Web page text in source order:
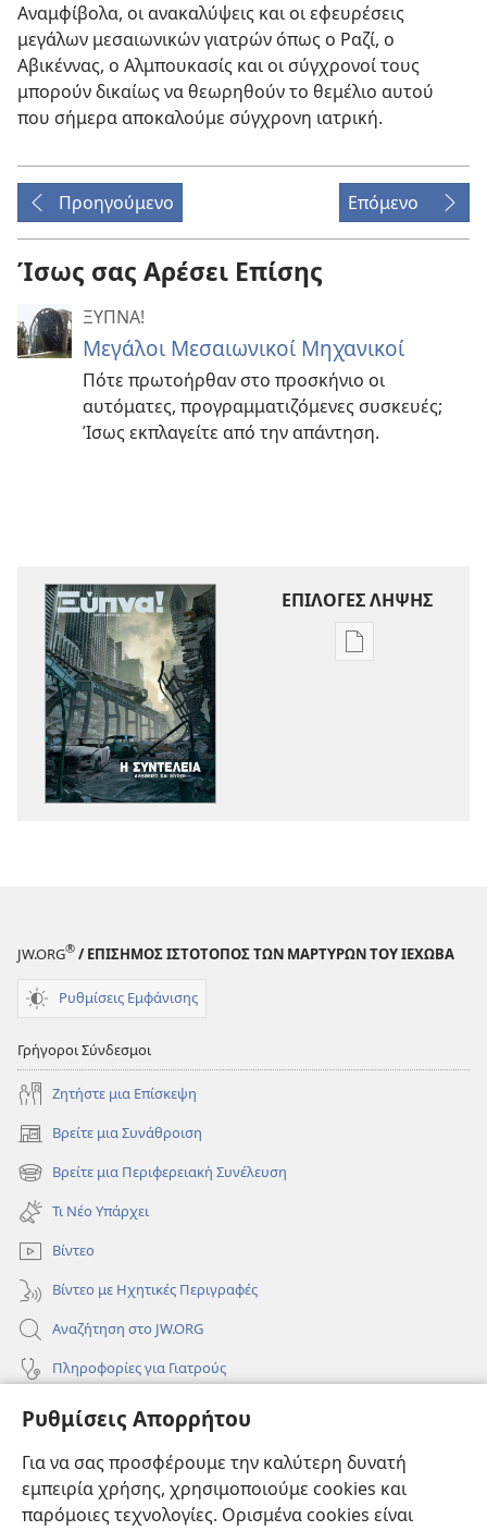
Ρυθμίσεις Απορρήτου
Για να σας προσφέρουμε την καλύτερη δυνατή
εμπειρία χρήσης, χρησιμοποιούμε cookies και
παρόμοιες τεχνολογίες. Ορισμένα cookies είναι
Αναμφίβολα, οι ανακαλύψεις και οι εφευρέσεις
μεγάλων μεσαιωνικών γιατρών όπως ο Ραζί, ο
Αβικέννας, ο Αλμπουκασίς και οι σύγχρονοί τους
μπορούν δικαίως να θεωρηθούν το θεμέλιο αυτού
που σήμερα αποκαλούμε σύγχρονη ιατρική.
Προηγούμενο Επόμενο
Ίσως σας Αρέσει Επίσης
ΞΥΠΝΑ!
Μεγάλοι Μεσαιωνικοί Μηχανικοί
Πότε πρωτοήρθαν στο προσκήνιο οι
αυτόματες, προγραμματιζόμενες συσκευές;
Ίσως εκπλαγείτε από την απάντηση.
ΕΠΙΛΟΓΕΣ ΛΗΨΗΣ
Επιλογές
JW.ORG® / ΕΠΙΣΗΜΟΣ ΙΣΤΟΤΟΠΟΣ ΤΩΝ ΜΑΡΤΥΡΩΝ ΤΟΥ ΙΕΧΩΒΑ
Ρυθμίσεις Εμφάνισης
Γρήγοροι Σύνδεσμοι
Ζητήστε μια Επίσκεψη
Βρείτε μια Συνάθροιση
(ανοίγει
νέο
παράθυρο)
Βρείτε μια Περιφερειακή Συνέλευση
(ανοίγει
νέο
παράθυρο)
Τι Νέο Υπάρχει
Βίντεο
Βίντεο με Ηχητικές Περιγραφές
Αναζήτηση στο JW.ORG
Πληροφορίες για Γιατρούς
Πληροφορίες για Επίσημους Φορείς και ΜΜΕ
Συνεισφορές
(ανοίγει